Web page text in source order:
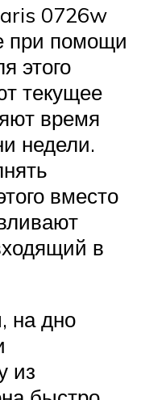
0726w
при помощи
этого
текущее
время
недели.
вместо
в
на дно
из